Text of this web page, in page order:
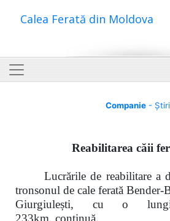
Calea Ferată din Moldova
Companie- Știri
Reabilitarea căii
Lucrările de reabilitare a
tronsonul de cale ferată Bender-
Giurgiulești, cu o
233km, continuă.